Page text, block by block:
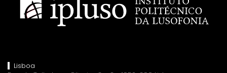
Lisboa